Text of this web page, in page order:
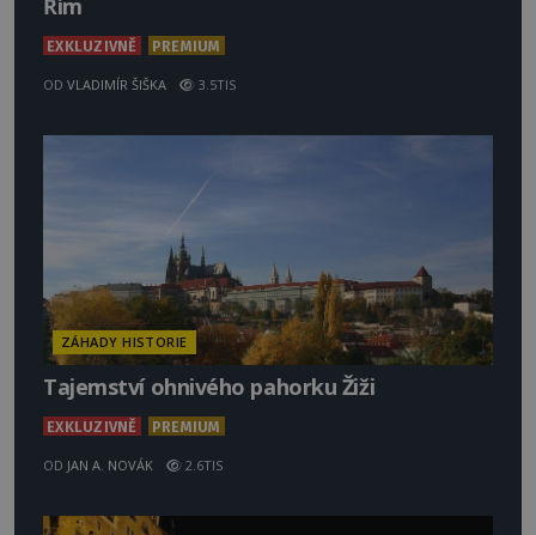
Řím
EXKLUZIVNĚ PREMIUM
OD VLADIMÍR ŠIŠKA 3.5TIS
ZÁHADY HISTORIE
Tajemství ohnivého pahorku Žiži
EXKLUZIVNĚ PREMIUM
OD JAN A. NOVÁK 2.6TIS